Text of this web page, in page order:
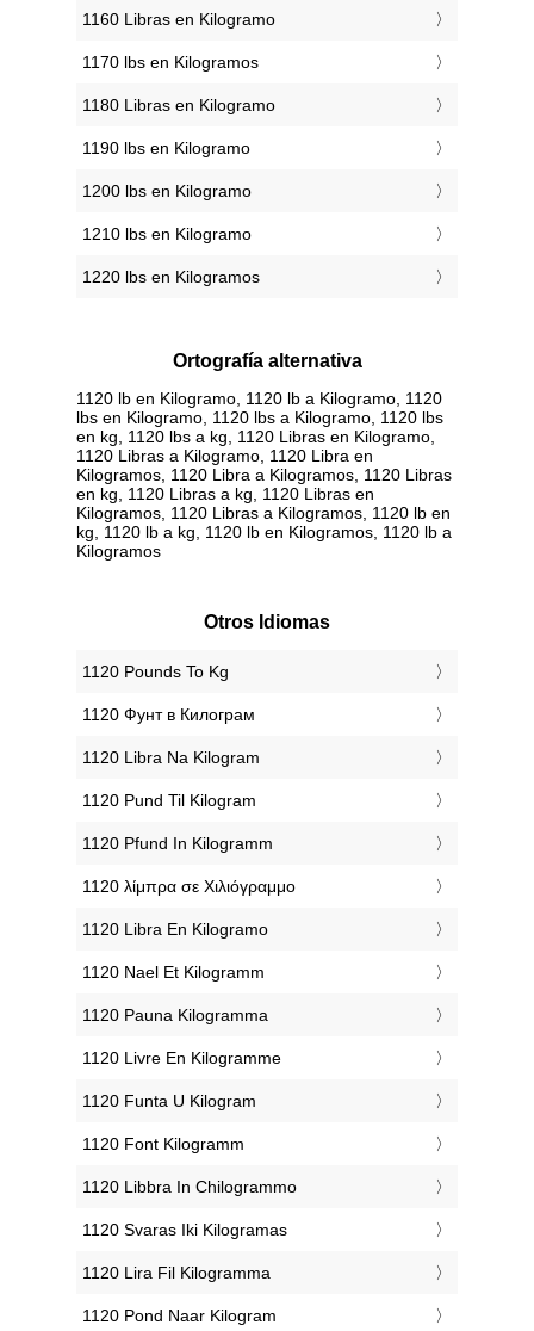
1160 Libras en Kilogramo
1170 lbs en Kilogramos
1180 Libras en Kilogramo
1190 lbs en Kilogramo
1200 lbs en Kilogramo
1210 lbs en Kilogramo
1220 lbs en Kilogramos
Ortografía alternativa
1120 lb en Kilogramo, 1120 lb a Kilogramo, 1120
lbs en Kilogramo, 1120 lbs a Kilogramo, 1120 lbs
en kg, 1120 lbs a kg, 1120 Libras en Kilogramo,
1120 Libras a Kilogramo, 1120 Libra en
Kilogramos, 1120 Libra a Kilogramos, 1120 Libras
en kg, 1120 Libras a kg, 1120 Libras en
Kilogramos, 1120 Libras a Kilogramos, 1120 lb en
kg, 1120 lb a kg, 1120 lb en Kilogramos, 1120 lb a
Kilogramos
Otros Idiomas
‎1120 Pounds To Kg
‎1120 Фунт в Килограм
‎1120 Libra Na Kilogram
‎1120 Pund Til Kilogram
‎1120 Pfund In Kilogramm
‎1120 λίμπρα σε Χιλιόγραμμο
‎1120 Libra En Kilogramo
‎1120 Nael Et Kilogramm
‎1120 Pauna Kilogramma
‎1120 Livre En Kilogramme
‎1120 Funta U Kilogram
‎1120 Font Kilogramm
‎1120 Libbra In Chilogrammo
‎1120 Svaras Iki Kilogramas
‎1120 Lira Fil Kilogramma
‎1120 Pond Naar Kilogram